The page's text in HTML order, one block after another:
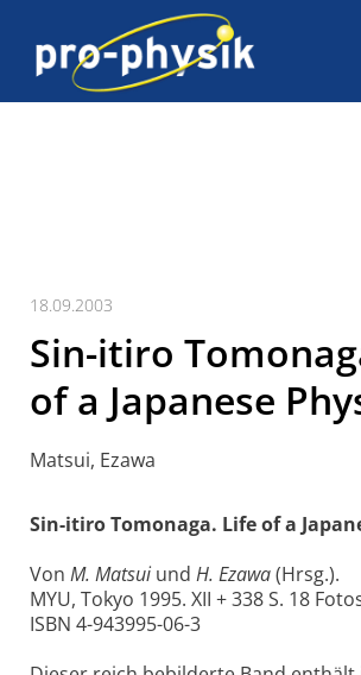
18.09.2003
Sin-itiro
of a Japanese
Matsui, Ezawa
Sin-itiro Tomonaga. Life of a
Von M. Matsui und H. Ezawa(Hrsg.).
MYU, Tokyo 1995. XII + 338 S. 18
ISBN 4-943995-06-3